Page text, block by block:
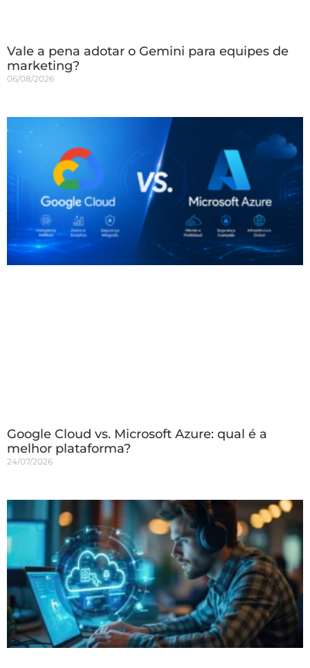
Vale a pena adotar o Gemini para equipes de
marketing?
06/08/2026
Google Cloud vs. Microsoft Azure: qual é a
melhor plataforma?
24/07/2026